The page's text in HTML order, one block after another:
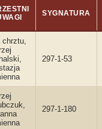
SYGNATURA
chrztu,
297-1-53
297-1-180